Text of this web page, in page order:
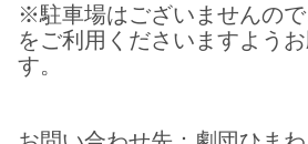
※駐車場はございませんの
をご利用くださいますよう
す。